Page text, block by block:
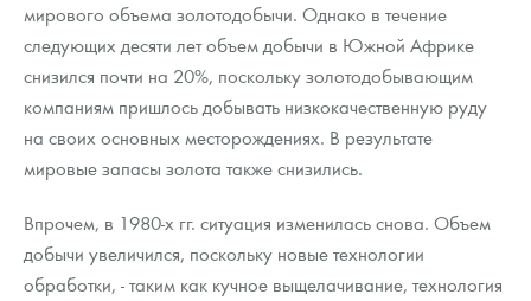
Наборы подарочных и коллекционных монет
Монеты и жетоны из недрагоценных металлов
Книги по нумизматике
мирового объема золотодобычи. Однако в течение
следующих десяти лет объем добычи в Южной Африке
снизился почти на 20%, поскольку золотодобывающим
компаниям пришлось добывать низкокачественную руду
на своих основных месторождениях. В результате
мировые запасы золота также снизились.
Впрочем, в 1980-х гг. ситуация изменилась снова. Объем
добычи увеличился, поскольку новые технологии
обработки, - таким как кучное выщелачивание, технология